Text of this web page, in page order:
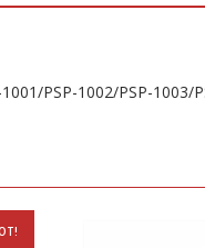
PSP-1002/PSP-1003/